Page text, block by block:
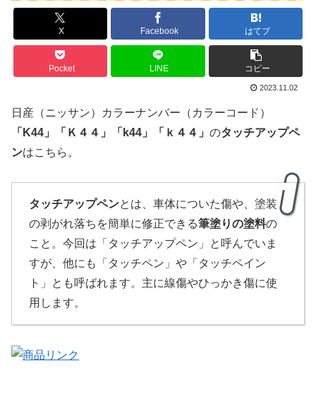
X Facebook はてブ
Pocket LINE コピー
2023.11.02
日産（ニッサン）カラーナンバー（カラーコード）
「 K44 」 「 Ｋ４４ 」「k44」「ｋ４４」 のタッチアップペ
ンはこちら。
タッチアップペンとは、車体についた傷や、塗装
の剥がれ落ちを簡単に修正できる筆塗りの塗料の
こと。今回は「タッチアップペン」と呼んでいま
すが、他にも「タッチペン」や「タッチペイン
ト」とも呼ばれます。主に線傷やひっかき傷に使
用します。